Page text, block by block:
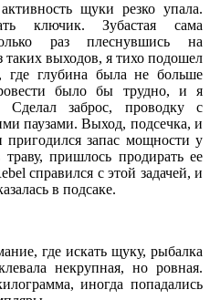
щуки резко упала.
ключик. Зубастая сама
раз плеснувшись на
выходов, я тихо подошел
где глубина была не больше
было бы трудно, и я
заброс, проводку с
паузами. Выход, подсечка, и
запас мощности у
пришлось продирать ее
справился с этой задачей, и
в подсаке.
где искать щуку, рыбалка
некрупная, но ровная.
иногда попадались